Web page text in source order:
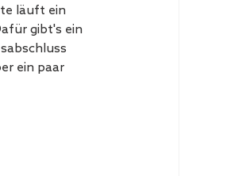
läuft ein
gibt's ein
ein paar